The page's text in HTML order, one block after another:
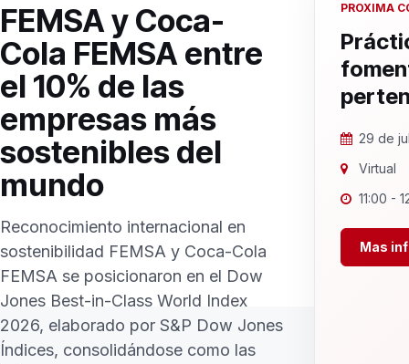
FEMSA y Coca-
Cola FEMSA entre
el 10% de las
empresas más
sostenibles del
mundo
Reconocimiento internacional en
sostenibilidad FEMSA y Coca-Cola
FEMSA se posicionaron en el Dow
Jones Best-in-Class World Index
2026, elaborado por S&P Dow Jones
Índices, consolidándose como las
PROXIMA
29 de
Virtual
11:00 -
Mas